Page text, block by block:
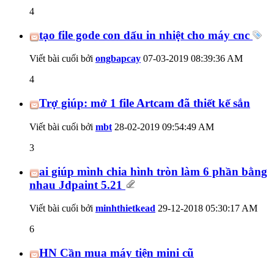
4
tạo file gode con dấu in nhiệt cho máy cnc
Viết bài cuối bởi ongbapcay 07-03-2019 08:39:36 AM
4
Trợ giúp: mở 1 file Artcam đã thiết kế sắn
Viết bài cuối bởi mbt 28-02-2019 09:54:49 AM
3
ai giúp mình chia hình tròn làm 6 phần bằng
nhau Jdpaint 5.21
Viết bài cuối bởi minhthietkead 29-12-2018 05:30:17 AM
6
HN Cần mua máy tiện mini cũ